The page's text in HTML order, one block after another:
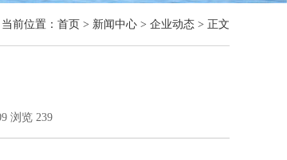
当前位置： 首页 > 新闻中心 > 企业动态 > 正文
浏览 239